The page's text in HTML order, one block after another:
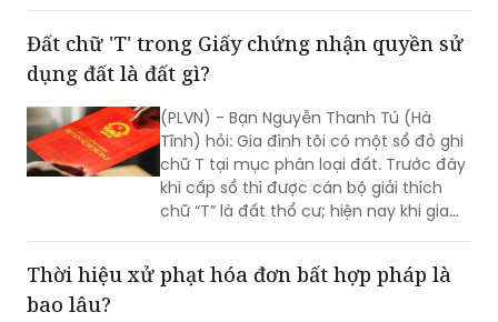
hội. Điều kiện để được mua, thuê mua
nhà ở xã hội là thuộc đối tượng được
hưởng chính sách và đáp ứng các yêu
cầu về nhà ở, thu nhập theo quy định
hiện hành.
Đất chữ 'T' trong Giấy chứng nhận quyền sử
dụng đất là đất gì?
(PLVN) - Bạn Nguyễn Thanh Tú (Hà
Tĩnh) hỏi: Gia đình tôi có một sổ đỏ ghi
khi cấp sổ thì được cán bộ giải thích
chữ “T” là đất thổ cư; hiện nay khi gia